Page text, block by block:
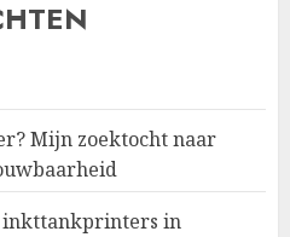
Mijn zoektocht naar
inkttankprinters in